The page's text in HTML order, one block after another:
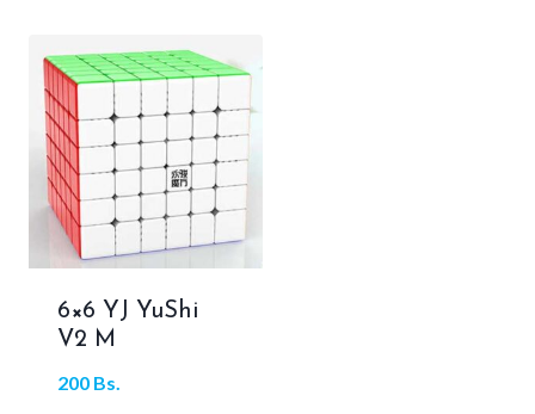
6×6 YJ YuShi
V2 M
200 Bs.